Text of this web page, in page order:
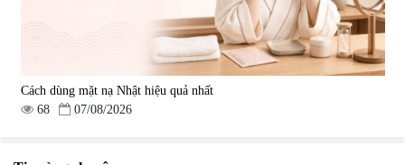
Cách dùng mặt nạ Nhật hiệu quả nhất
68
07/08/2026